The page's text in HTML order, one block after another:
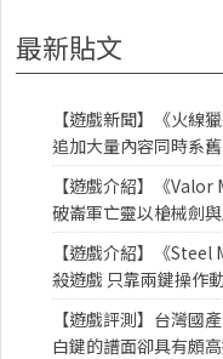
最新貼文
【遊戲新聞】《火線
追加大量內容同時系
【遊戲介紹】《
破崙軍亡靈以槍械劍
【遊戲介紹】《
殺遊戲 只靠兩鍵操作
【遊戲評測】台灣國
白鍵的譜面卻具有頗